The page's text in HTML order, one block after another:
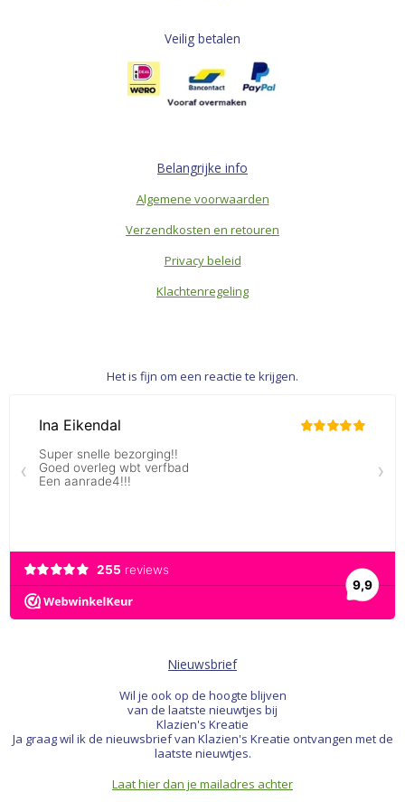
Veilig betalen
Belangrijke info
Algemene voorwaarden
Verzendkosten en retouren
Privacy beleid
Klachtenregeling
Het is fijn om een reactie te krijgen.
Nieuwsbrief
Wil je ook op de hoogte blijven
van de laatste nieuwtjes bij
Klazien's Kreatie
Ja graag wil ik de nieuwsbrief van Klazien's Kreatie ontvangen met de
laatste nieuwtjes.
Laat hier dan je mailadres achter